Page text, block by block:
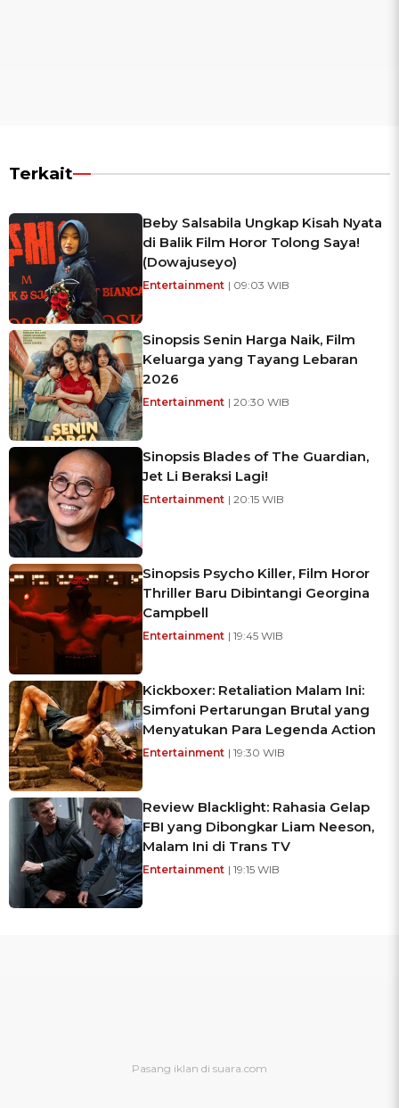
Terkait
Beby Salsabila Ungkap Kisah Nyata
di Balik Film Horor Tolong Saya!
(Dowajuseyo)
Entertainment | 09:03 WIB
Sinopsis Senin Harga Naik, Film
Keluarga yang Tayang Lebaran
2026
Entertainment | 20:30 WIB
Sinopsis Blades of The Guardian,
Jet Li Beraksi Lagi!
Entertainment | 20:15 WIB
Sinopsis Psycho Killer, Film Horor
Thriller Baru Dibintangi Georgina
Campbell
Entertainment | 19:45 WIB
Kickboxer: Retaliation Malam Ini:
Simfoni Pertarungan Brutal yang
Menyatukan Para Legenda Action
Entertainment | 19:30 WIB
Review Blacklight: Rahasia Gelap
FBI yang Dibongkar Liam Neeson,
Malam Ini di Trans TV
Entertainment | 19:15 WIB